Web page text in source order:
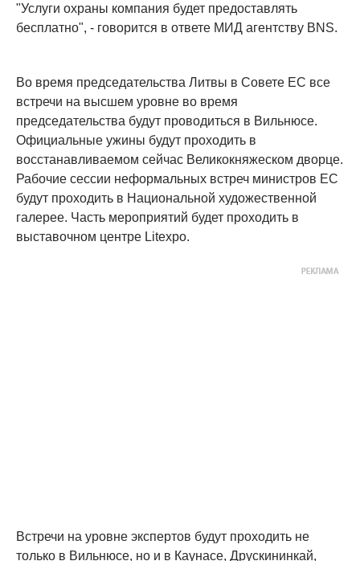
"Услуги охраны компания будет предоставлять
бесплатно", - говорится в ответе МИД агентству BNS.
Во время председательства Литвы в Совете ЕС все
встречи на высшем уровне во время
председательства будут проводиться в Вильнюсе.
Официальные ужины будут проходить в
восстанавливаемом сейчас Великокняжеском дворце.
Рабочие сессии неформальных встреч министров ЕС
будут проходить в Национальной художественной
галерее. Часть мероприятий будет проходить в
выставочном центре Litexpo.
Встречи на уровне экспертов будут проходить не
только в Вильнюсе, но и в Каунасе, Друскининкай,